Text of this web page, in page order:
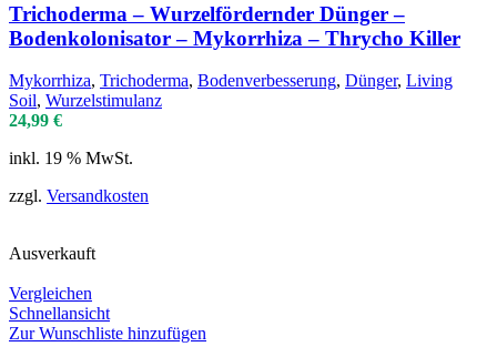
Trichoderma – Wurzelfördernder Dünger –
Bodenkolonisator – Mykorrhiza – Thrycho Killer
Mykorrhiza, Trichoderma, Bodenverbesserung, Dünger, Living
Soil, Wurzelstimulanz
24,99 €
inkl. 19 % MwSt.
zzgl. Versandkosten
Ausverkauft
Vergleichen
Schnellansicht
Zur Wunschliste hinzufügen